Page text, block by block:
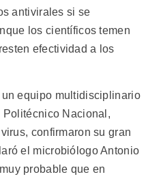
antivirales si se
los científicos temen
efectividad a los
equipo multidisciplinario
Nacional,
confirmaron su gran
el microbiólogo Antonio
probable que en